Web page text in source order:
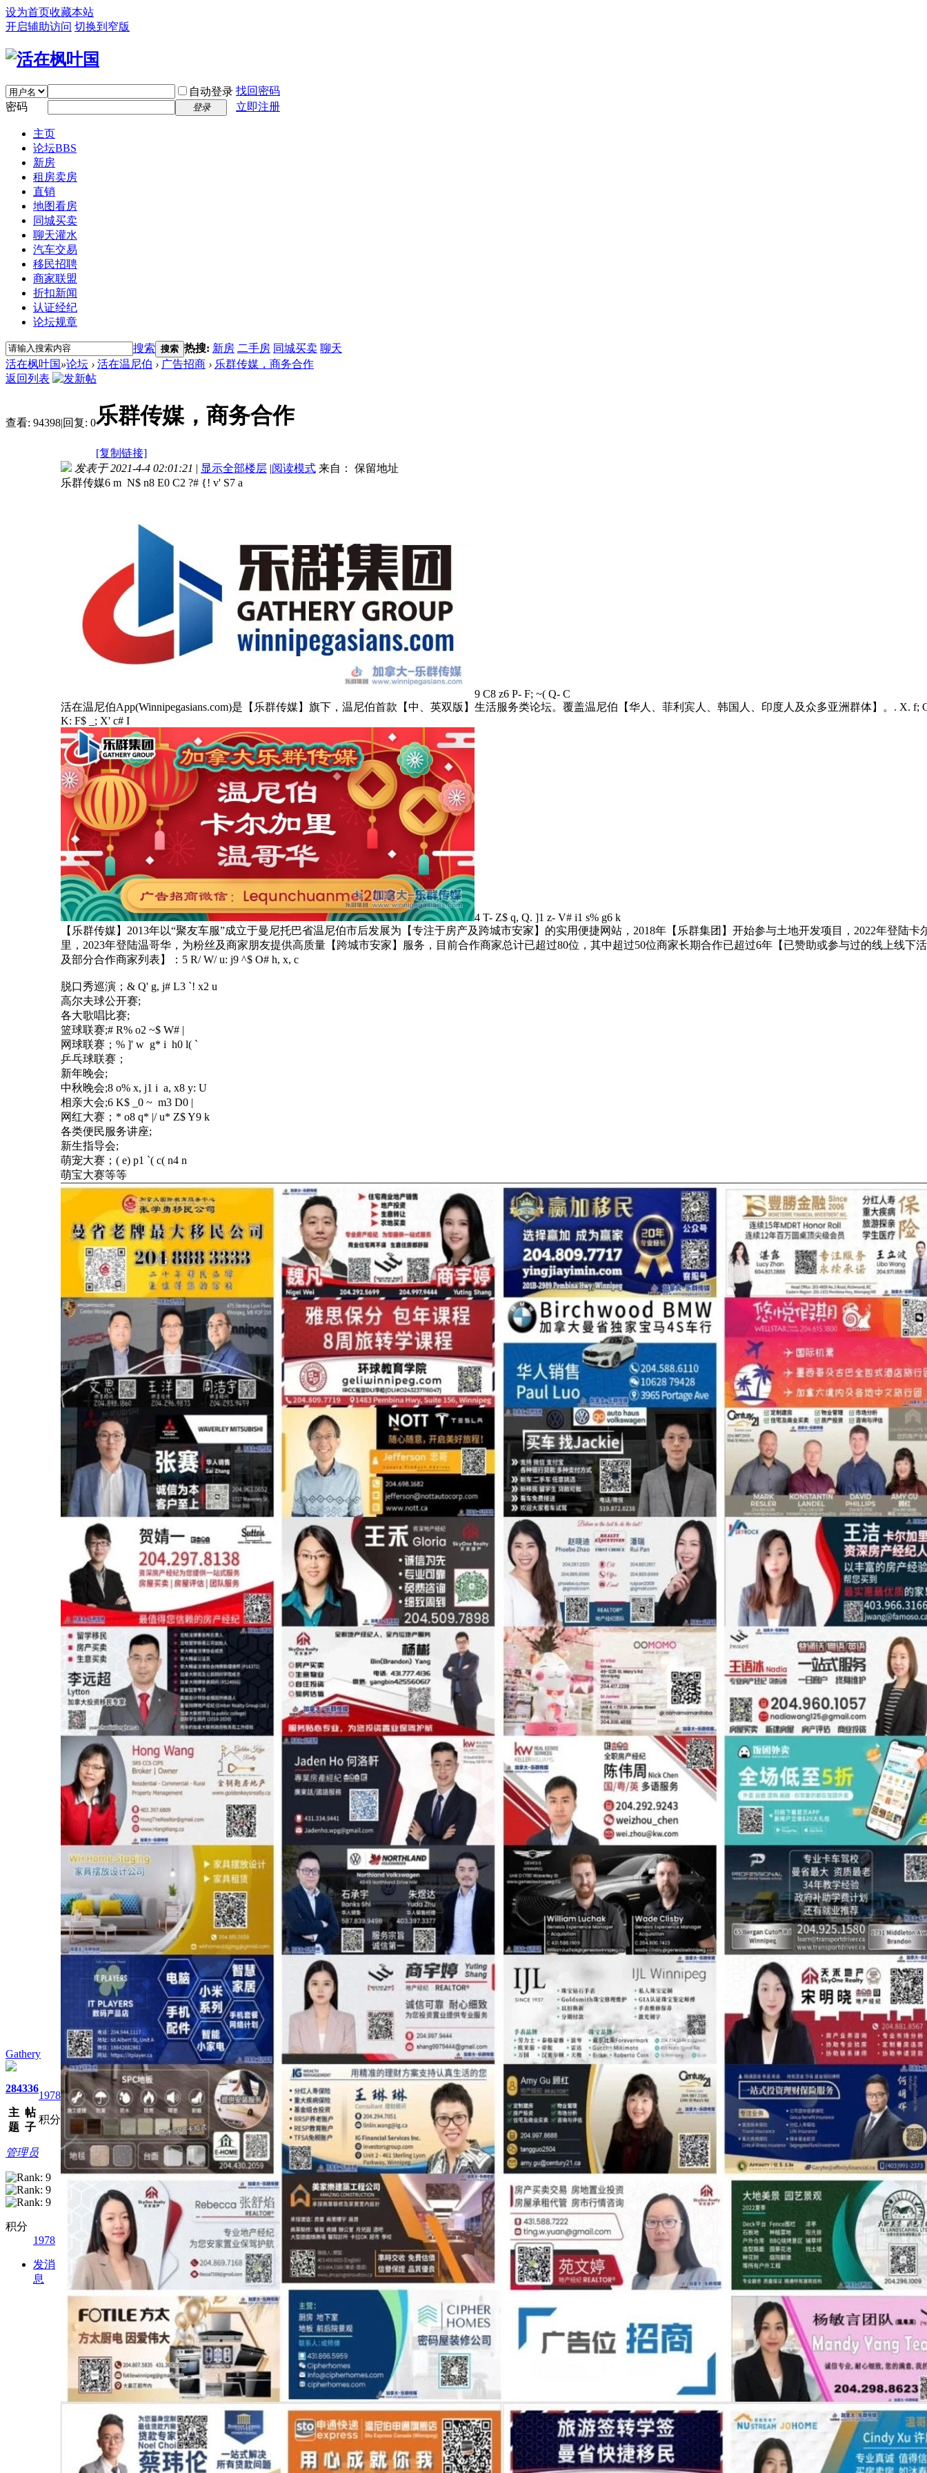
设为首页收藏本站
开启辅助访问 切换到窄版
自动登录 找回密码
密码
登录 立即注册
主页
论坛BBS
新房
租房卖房
直销
地图看房
同城买卖
聊天灌水
汽车交易
移民招聘
商家联盟
折扣新闻
认证经纪
论坛规章
搜索 搜索 热搜: 新房 二手房 同城买卖 聊天
活在枫叶国»论坛 › 活在温尼伯 › 广告招商 › 乐群传媒，商务合作
返回列表
查看: 94398|回复: 0乐群传媒，商务合作
[复制链接]
Gathery
284
主
题
336
帖
子
1978
积分
管理员
积分
1978
发消
息
发表于 2021-4-4 02:01:21 | 显示全部楼层 |阅读模式 来自： 保留地址
乐群传媒6 m N$ n8 E0 C2 ?# {! v' S7 a
9 C8 z6 P- F; ~( Q- C
活在温尼伯App(Winnipegasians.com)是【乐群传媒】旗下，温尼伯首款【中、英双版】生活服务类论坛。覆盖温尼伯【华人、菲利宾人、韩国人、印度人及众多亚洲群体】。 . X. f;
K: F$ _; X' c# I
4 T- Z$ q, Q. ]1 z- V# i1 s% g6 k
【乐群传媒】2013年以“聚友车服”成立于曼尼托巴省温尼伯市后发展为【专注于房产及跨城市安家】的实用便捷网站，2018年【乐群集团】开始参与土地开发项目，2022年登陆卡
里，2023年登陆温哥华，为粉丝及商家朋友提供高质量【跨城市安家】服务，目前合作商家总计已超过80位，其中超过50位商家长期合作已超过6年【已赞助或参与过的线上线下
及部分合作商家列表】： 5 R/ W/ u: j9 ^$ O# h, x, c
脱口秀巡演； & Q' g, j# L3 `! x2 u
高尔夫球公开赛;
各大歌唱比赛;
篮球联赛;# R% o2 ~$ W# |
网球联赛； % ]' w g* i h0 l( `
乒乓球联赛；
新年晚会;
中秋晚会;8 o% x, j1 i a, x8 y: U
相亲大会;6 K$ _0 ~ m3 D0 |
网红大赛； * o8 q* |/ u* Z$ Y9 k
各类便民服务讲座;
新生指导会;
萌宠大赛； ( e) p1 `( c( n4 n
萌宝大赛等等